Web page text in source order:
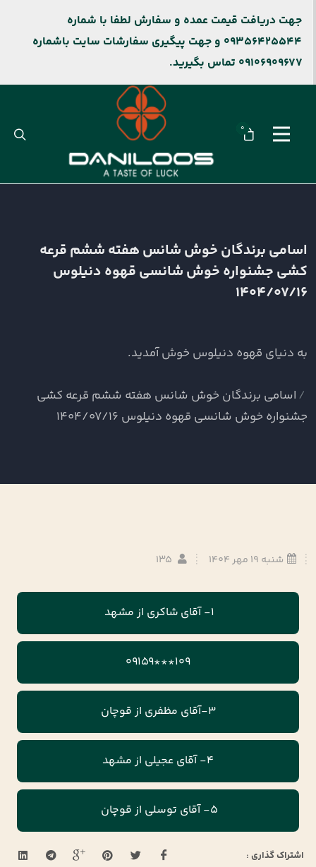
جهت دریافت قیمت عمده و سفارش لطفا با شماره
09356425544 و جهت پیگیری سفارشات سایت باشماره
09106909677 تماس بگیرید.
0
اسامی برندگان خوش شانس هفته ششم قرعه
کشی جشنواره خوش شانسی قهوه دنیلوس
1404/07/16
به دنیای قهوه دنیلوس خوش آمدید.
اسامی برندگان خوش شانس هفته ششم قرعه کشی
جشنواره خوش شانسی قهوه دنیلوس 1404/07/16
شنبه 19 مهر 1404
1- آقای شاکری از مشهد
109***09159
3-آقای مظفری از قوچان
4- آقای عجیلی از مشهد
5- آقای توسلی از قوچان
اشتراک گذاری :